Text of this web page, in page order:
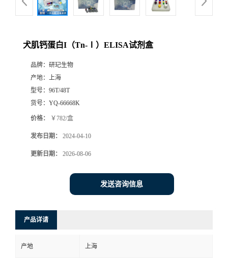
犬肌钙蛋白I（Tn-Ⅰ）ELISA试剂盒
品牌： 研玘生物
产地： 上海
型号： 96T/48T
货号： YQ-66668K
价格： ￥782/盒
发布日期： 2024-04-10
更新日期： 2026-08-06
发送咨询信息
产品详请
产地 上海